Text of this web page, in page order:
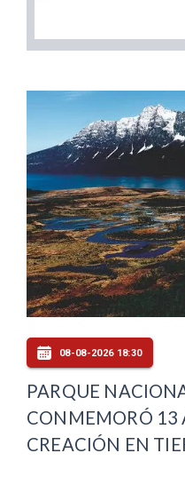
08-08-2026 18:30
PARQUE
CONMEMORÓ 13
CREACIÓN EN